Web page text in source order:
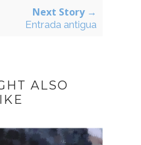
Next Story →
Entrada antigua
ALSO